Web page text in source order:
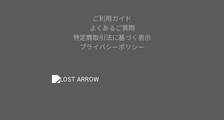
ご利用ガイド
よくあるご質問
特定商取引法に基づく表示
プライバシーポリシー